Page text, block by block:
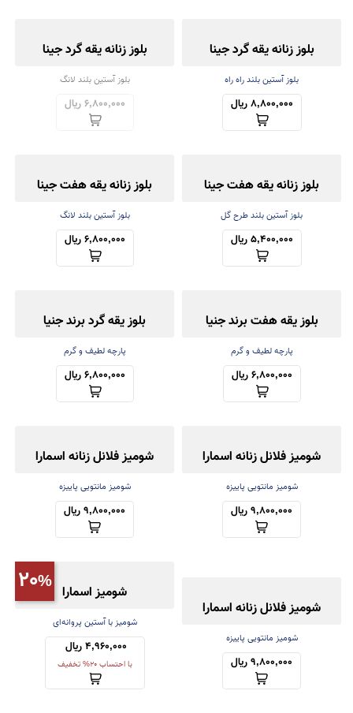
بلوز زنانه یقه گرد جینا
بلوز آستین بلند راه راه
8,800,000 ریال
بلوز زنانه یقه گرد جینا
بلوز آستین بلند لانگ
6,800,000 ریال
بلوز زنانه یقه هفت جینا
بلوز آستین بلند طرح گل
5,400,000 ریال
بلوز زنانه یقه هفت جینا
بلوز آستین بلند لانگ
6,800,000 ریال
بلوز یقه هفت برند جنیا
پارچه لطیف و گرم
6,800,000 ریال
بلوز یقه گرد برند جنیا
پارچه لطیف و گرم
6,800,000 ریال
شومیز فلانل زنانه اسمارا
شومیز مانتویی پاییزه
9,800,000 ریال
شومیز فلانل زنانه اسمارا
شومیز مانتویی پاییزه
9,800,000 ریال
شومیز فلانل زنانه اسمارا
شومیز مانتویی پاییزه
9,800,000 ریال
20 شومیز اسمارا
شومیز با آستین پروانه‌ای
4,960,000 ریال
با احتساب 20% تخفیف